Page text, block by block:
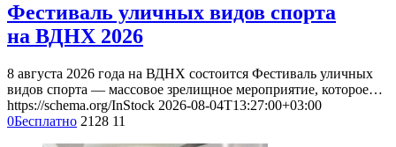
Фестиваль уличных видов спорта
на ВДНХ 2026
8 августа 2026 года на ВДНХ состоится Фестиваль уличных
видов спорта — массовое зрелищное мероприятие, которое…
https://schema.org/InStock 2026-08-04T13:27:00+03:00
0Бесплатно 2128 11